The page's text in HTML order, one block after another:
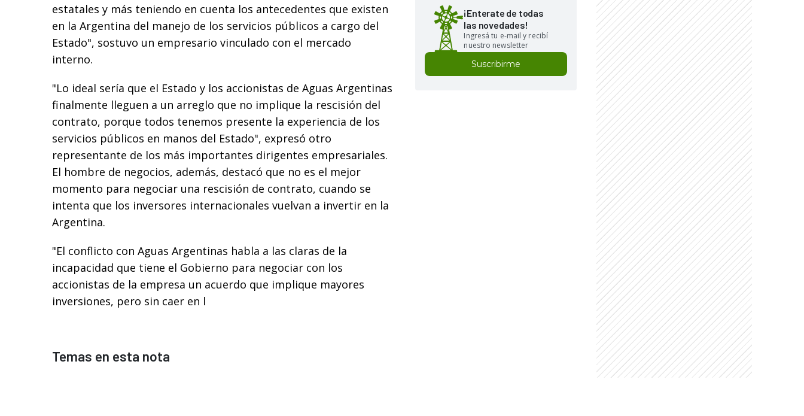
estatales y más teniendo en cuenta los antecedentes que existen
en la Argentina del manejo de los servicios públicos a cargo del
Estado", sostuvo un empresario vinculado con el mercado
interno.
"Lo ideal sería que el Estado y los accionistas de Aguas Argentinas
finalmente lleguen a un arreglo que no implique la rescisión del
contrato, porque todos tenemos presente la experiencia de los
servicios públicos en manos del Estado", expresó otro
representante de los más importantes dirigentes empresariales.
El hombre de negocios, además, destacó que no es el mejor
momento para negociar una rescisión de contrato, cuando se
intenta que los inversores internacionales vuelvan a invertir en la
Argentina.
"El conflicto con Aguas Argentinas habla a las claras de la
incapacidad que tiene el Gobierno para negociar con los
accionistas de la empresa un acuerdo que implique mayores
inversiones, pero sin caer en l
¡Enterate de todas
las novedades!
Ingresá tu e-mail y recibí
nuestro newsletter
Suscribirme
Temas en esta nota